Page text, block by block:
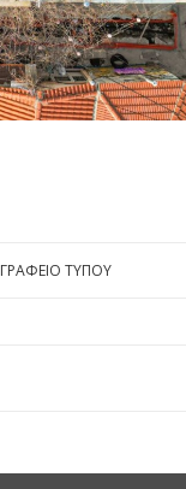
ΓΡΑΦΕΙΟ ΤΥΠΟΥ